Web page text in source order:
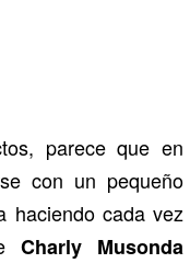
parece que en
con un pequeño
haciendo cada vez
Charly Musonda